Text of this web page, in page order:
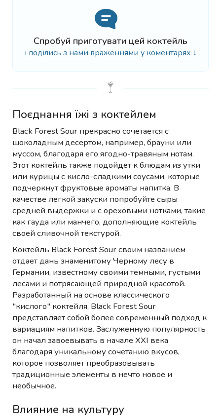
Спробуй приготувати цей коктейль
і поділись з нами враженнями у коментарях ↓
Поєднання їжі з коктейлем
Black Forest Sour прекрасно сочетается с
шоколадным десертом, например, брауни или
муссом, благодаря его ягодно-травяным нотам.
Этот коктейль также подойдет к блюдам из утки
или курицы с кисло-сладкими соусами, которые
подчеркнут фруктовые ароматы напитка. В
качестве легкой закуски попробуйте сыры
средней выдержки и с ореховыми нотками, такие
как гауда или манчего, дополняющие коктейль
своей сливочной текстурой.
Коктейль Black Forest Sour своим названием
отдает дань знаменитому Черному лесу в
Германии, известному своими темными, густыми
лесами и потрясающей природной красотой.
Разработанный на основе классического
"кислого" коктейля, Black Forest Sour
представляет собой более современный подход к
вариациям напитков. Заслуженную популярность
он начал завоевывать в начале XXI века
благодаря уникальному сочетанию вкусов,
которое позволяет преобразовывать
традиционные элементы в нечто новое и
необычное.
Влияние на культуру